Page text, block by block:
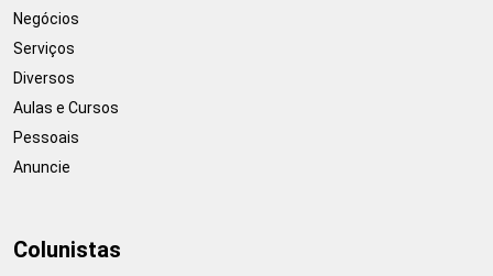
Negócios
Serviços
Diversos
Aulas e Cursos
Pessoais
Anuncie
Colunistas